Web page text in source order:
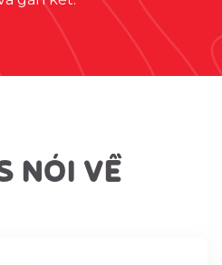
NÓI VỀ